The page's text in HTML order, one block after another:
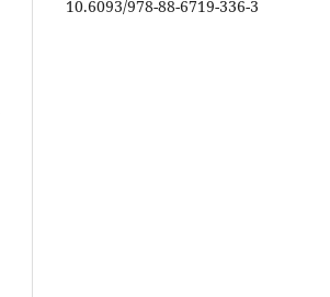
10.6093/978-88-6719-336-3